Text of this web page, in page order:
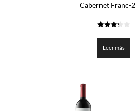
Cabernet Franc-
de 5
Leer más